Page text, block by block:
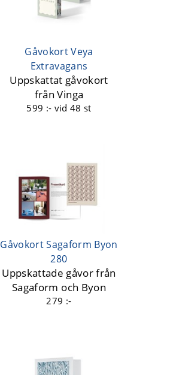
Gåvokort Veya
Extravagans
Uppskattat gåvokort
från Vinga
599 :- vid 48 st
Gåvokort Sagaform Byon
280
Uppskattade gåvor från
Sagaform och Byon
279 :-